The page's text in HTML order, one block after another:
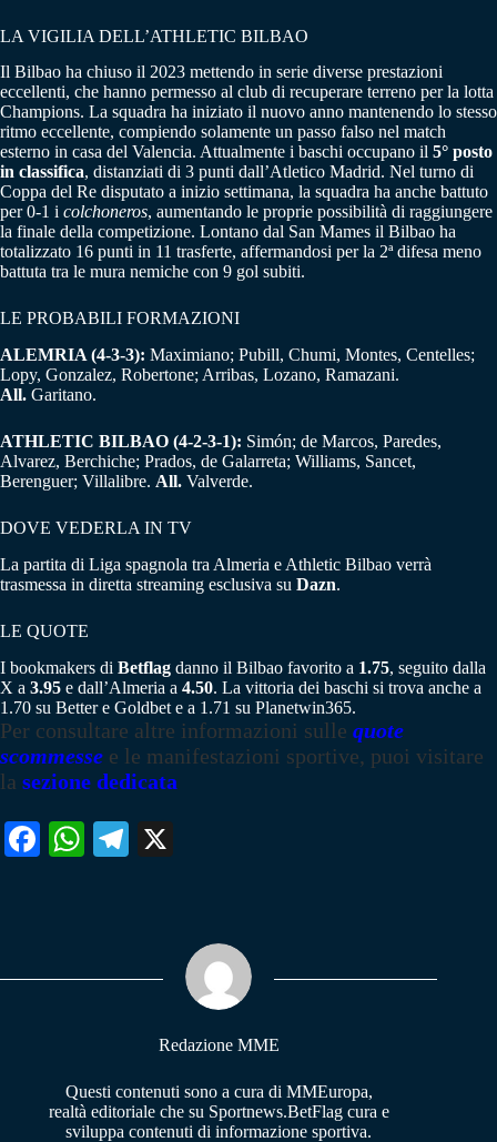
LA VIGILIA DELL’ATHLETIC BILBAO
Il Bilbao ha chiuso il 2023 mettendo in serie diverse prestazioni
eccellenti, che hanno permesso al club di recuperare terreno per la lotta
Champions. La squadra ha iniziato il nuovo anno mantenendo lo stesso
ritmo eccellente, compiendo solamente un passo falso nel match
esterno in casa del Valencia. Attualmente i baschi occupano il 5° posto
in classifica, distanziati di 3 punti dall’Atletico Madrid. Nel turno di
Coppa del Re disputato a inizio settimana, la squadra ha anche battuto
per 0-1 i colchoneros, aumentando le proprie possibilità di raggiungere
la finale della competizione. Lontano dal San Mames il Bilbao ha
totalizzato 16 punti in 11 trasferte, affermandosi per la 2ª difesa meno
battuta tra le mura nemiche con 9 gol subiti.
LE PROBABILI FORMAZIONI
ALEMRIA (4-3-3): Maximiano; Pubill, Chumi, Montes, Centelles;
Lopy, Gonzalez, Robertone; Arribas, Lozano, Ramazani.
All. Garitano.
ATHLETIC BILBAO (4-2-3-1): Simón; de Marcos, Paredes,
Alvarez, Berchiche; Prados, de Galarreta; Williams, Sancet,
Berenguer; Villalibre. All. Valverde.
DOVE VEDERLA IN TV
La partita di Liga spagnola tra Almeria e Athletic Bilbao verrà
trasmessa in diretta streaming esclusiva su Dazn.
LE QUOTE
I bookmakers di Betflag danno il Bilbao favorito a 1.75, seguito dalla
X a 3.95 e dall’Almeria a 4.50. La vittoria dei baschi si trova anche a
1.70 su Better e Goldbet e a 1.71 su Planetwin365.
Per consultare altre informazioni sulle quote
scommesse e le manifestazioni sportive, puoi visitare
la sezione dedicata
Fa W
pp
Te
m
Redazione MME
Questi contenuti sono a cura di MMEuropa,
realtà editoriale che su Sportnews.BetFlag cura e
sviluppa contenuti di informazione sportiva.